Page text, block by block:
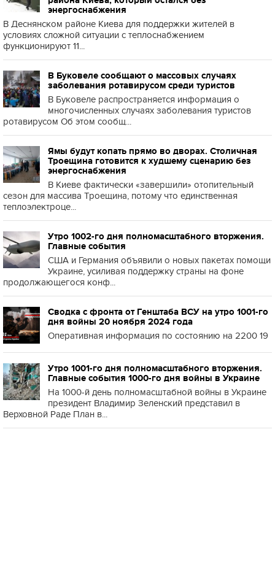
энергоснабжения
В Деснянском районе Киева для поддержки жителей в
условиях сложной ситуации с теплоснабжением
функционируют 11...
В Буковеле сообщают о массовых случаях
заболевания ротавирусом среди туристов
В Буковеле распространяется информация о
многочисленных случаях заболевания туристов
ротавирусом Об этом сообщ...
Ямы будут копать прямо во дворах. Столичная
Троещина готовится к худшему сценарию без
энергоснабжения
В Киеве фактически «завершили» отопительный
сезон для массива Троещина, потому что единственная
теплоэлектроце...
Утро 1002-го дня полномасштабного вторжения.
Главные события
США и Германия объявили о новых пакетах помощи
Украине, усиливая поддержку страны на фоне
продолжающегося конф...
Сводка с фронта от Генштаба ВСУ на утро 1001-го
дня войны 20 ноября 2024 года
Оперативная информация по состоянию на 2200 19
Утро 1001-го дня полномасштабного вторжения.
Главные события 1000-го дня войны в Украине
На 1000-й день полномасштабной войны в Украине
президент Владимир Зеленский представил в
Верховной Раде План в...